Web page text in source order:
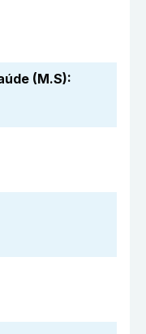
(M.S):